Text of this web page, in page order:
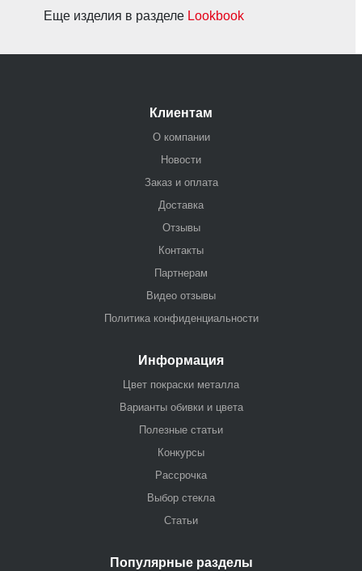
Еще изделия в разделе Lookbook
Клиентам
О компании
Новости
Заказ и оплата
Доставка
Отзывы
Контакты
Партнерам
Видео отзывы
Политика конфиденциальности
Информация
Цвет покраски металла
Варианты обивки и цвета
Полезные статьи
Конкурсы
Рассрочка
Выбор стекла
Статьи
Популярные разделы